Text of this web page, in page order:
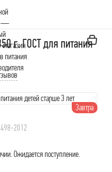
г. ГОСТ для питания
Завтра
2012
Ожидается поступление.